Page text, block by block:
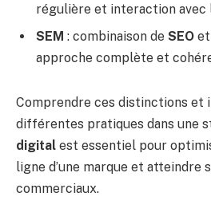
régulière et interaction avec
SEM : combinaison de SEO et
approche complète et
Comprendre ces distinctions et
différentes pratiques dans une
digital est essentiel pour
ligne d’une marque et atteindre
commerciaux.